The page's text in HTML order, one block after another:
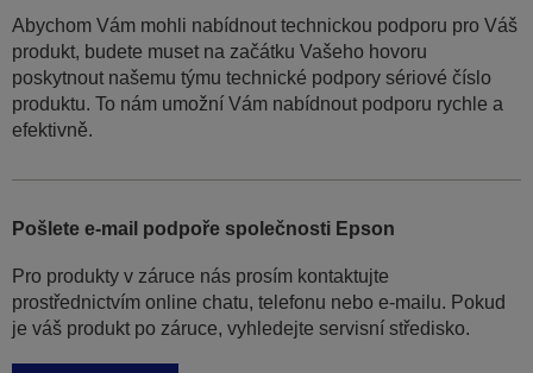
Abychom Vám mohli nabídnout technickou podporu pro Váš
produkt, budete muset na začátku Vašeho hovoru
poskytnout našemu týmu technické podpory sériové číslo
produktu. To nám umožní Vám nabídnout podporu rychle a
efektivně.
Pošlete e-mail podpoře společnosti Epson
Pro produkty v záruce nás prosím kontaktujte
prostřednictvím online chatu, telefonu nebo e-mailu. Pokud
je váš produkt po záruce, vyhledejte servisní středisko.